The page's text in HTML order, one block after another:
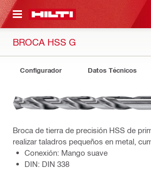
PRINCIPAL
BROCA HSS G
Configurador Datos Técnicos
Broca de tierra de precisión HSS de
realizar taladros pequeños en metal,
Conexión: Mango suave
DIN: DIN 338